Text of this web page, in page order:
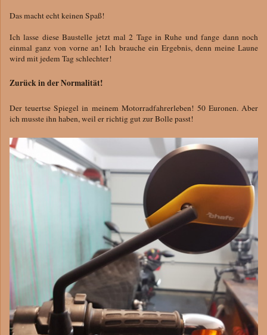
Das macht echt keinen Spaß!
Ich lasse diese Baustelle jetzt mal 2 Tage in Ruhe und fange dann noch
einmal ganz von vorne an! Ich brauche ein Ergebnis, denn meine Laune
wird mit jedem Tag schlechter!
Zurück in der Normalität!
Der teuertse Spiegel in meinem Motorradfahrerleben! 50 Euronen. Aber
ich musste ihn haben, weil er richtig gut zur Bolle passt!